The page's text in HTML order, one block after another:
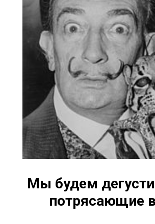
Мы будем
потрясающие